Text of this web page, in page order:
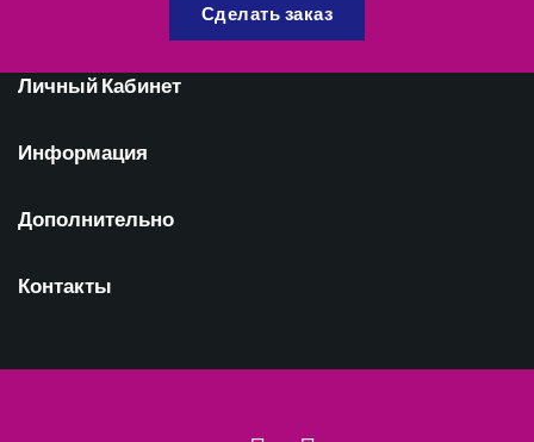
Сделать заказ
Личный Кабинет
Информация
Дополнительно
Контакты